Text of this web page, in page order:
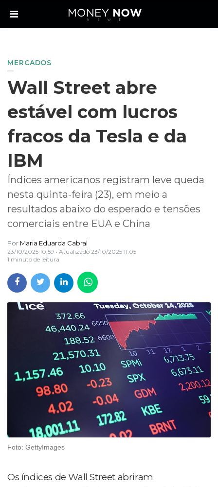
MERCADOS
Wall Street abre
estável com lucros
fracos da Tesla e da
IBM
Índices americanos registram leve queda
nesta quinta-feira (23), em meio a
resultados abaixo do esperado e tensões
comerciais entre EUA e China
Por Maria Eduarda Cabral
23/10/2025 10:59 • Atualizado 23/10/2025 11:05
1 minuto de leitura
Foto: GettyImages
Os índices de Wall Street abriram